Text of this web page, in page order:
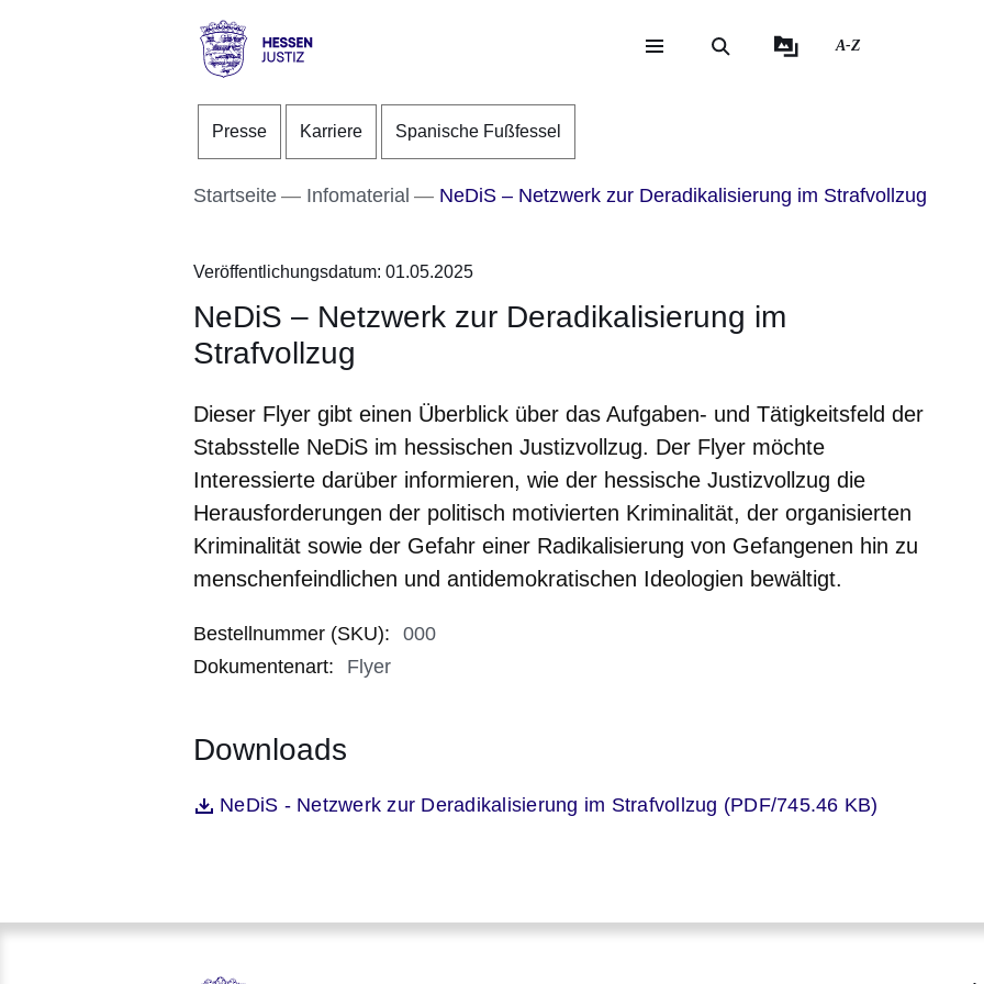
Direkt zum Kopf der Seite
Direkt zum Inhalt
Direkt zum Fuß der Seite
Justiz
A-Z
Presse Karriere Spanische Fußfessel
Startseite Infomaterial NeDiS – Netzwerk zur Deradikalisierung im Strafvollzug
Veröffentlichungsdatum: 01.05.2025
NeDiS – Netzwerk zur Deradikalisierung im
Strafvollzug
Dieser Flyer gibt einen Überblick über das Aufgaben- und Tätigkeitsfeld der
Stabsstelle NeDiS im hessischen Justizvollzug. Der Flyer möchte
Interessierte darüber informieren, wie der hessische Justizvollzug die
Herausforderungen der politisch motivierten Kriminalität, der organisierten
Kriminalität sowie der Gefahr einer Radikalisierung von Gefangenen hin zu
menschenfeindlichen und antidemokratischen Ideologien bewältigt.
Bestellnummer (SKU):
000
Dokumentenart: Flyer
Downloads
DateiNeDiS - Netzwerk zur Deradikalisierung im Strafvollzug (PDF/745.46 KB)
Öffnet sich in einem neuen Fenster